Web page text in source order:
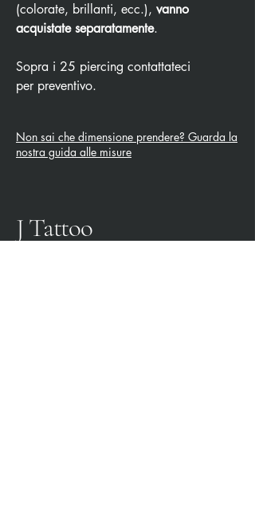
(colorate, brillanti, ecc.), vanno
acquistate separatamente.
Sopra i 25 piercing contattateci
per preventivo.
Non sai che dimensione prendere? Guarda la
nostra guida alle misure
J Tattoo